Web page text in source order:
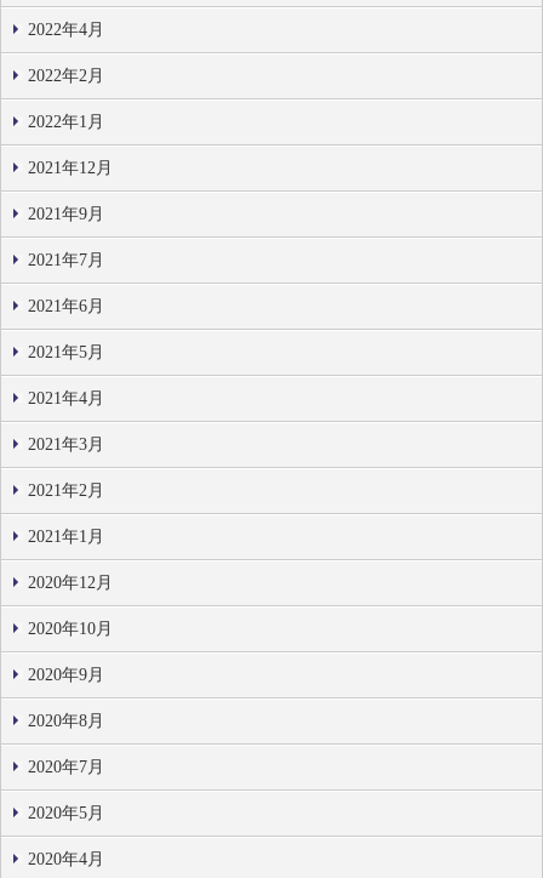
2022年4月
2022年2月
2022年1月
2021年12月
2021年9月
2021年7月
2021年6月
2021年5月
2021年4月
2021年3月
2021年2月
2021年1月
2020年12月
2020年10月
2020年9月
2020年8月
2020年7月
2020年5月
2020年4月